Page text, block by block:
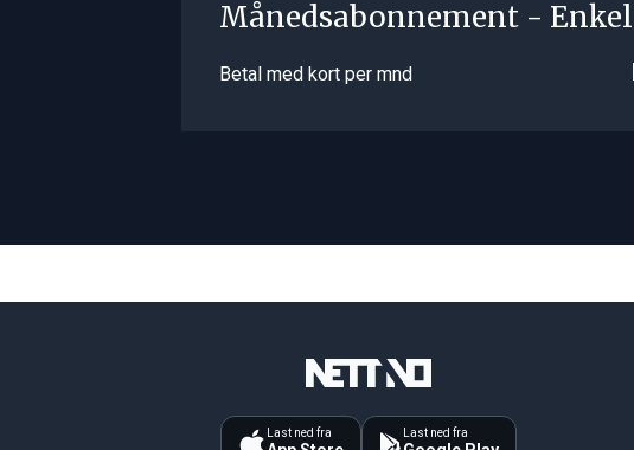
Månedsabonnement -
Betal med kort per mnd
Last ned fra Last ned fra